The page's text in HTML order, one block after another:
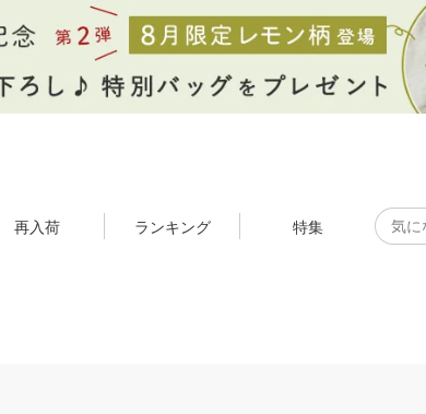
再入荷 ランキング 特集